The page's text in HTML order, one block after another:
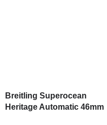
Breitling Superocean
Heritage Automatic 46mm